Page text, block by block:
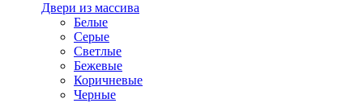
Двери из массива
Белые
Серые
Светлые
Бежевые
Коричневые
Черные